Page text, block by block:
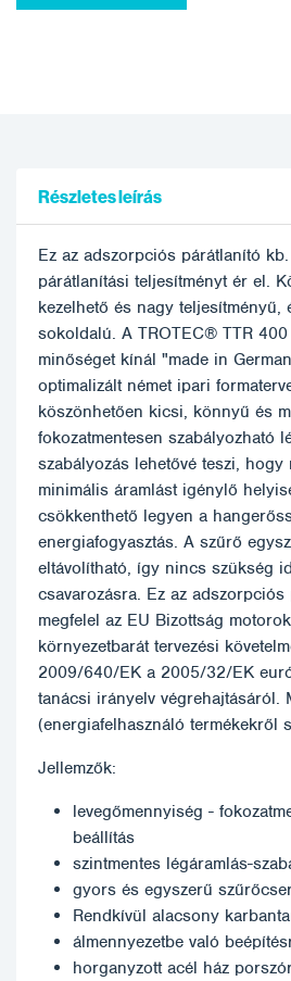
Részletes leírás
Ez az adszorpciós párátlanító
párátlanítási teljesítményt ér el.
kezelhető és nagy teljesítményű,
sokoldalú. A TROTEC® TTR
minőséget kínál "made in
optimalizált német ipari
köszönhetően kicsi, könnyű és
fokozatmentesen szabályozható
szabályozás lehetővé teszi,
minimális áramlást igénylő
csökkenthető legyen a
energiafogyasztás. A szűrő
eltávolítható, így nincs szükség
csavarozásra. Ez az
megfelel az EU Bizottság
környezetbarát tervezési
2009/640/EK a 2005/32/EK
tanácsi irányelv végrehajtásáról.
(energiafelhasználó termékekről
Jellemzők:
levegőmennyiség -
beállítás
szintmentes légáramlás-
gyors és egyszerű
Rendkívül alacsony
álmennyezetbe való
horganyzott acél ház